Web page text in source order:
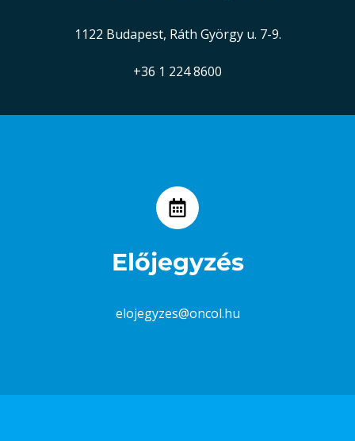
1122 Budapest, Ráth György u. 7-9.
+36 1 224 8600
Előjegyzés
elojegyzes@oncol.hu